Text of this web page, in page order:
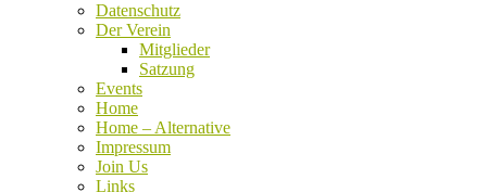
Datenschutz
Der Verein
Mitglieder
Satzung
Events
Home
Home – Alternative
Impressum
Join Us
Links